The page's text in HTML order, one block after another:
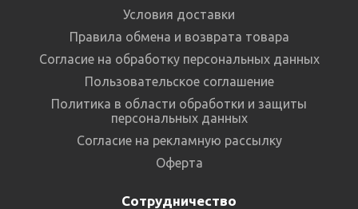
Условия доставки
Правила обмена и возврата товара
Согласие на обработку персональных данных
Пользовательское соглашение
Политика в области обработки и защиты
персональных данных
Согласие на рекламную рассылку
Оферта
Сотрудничество